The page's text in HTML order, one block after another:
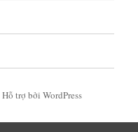
Hỗ trợ bởi WordPress